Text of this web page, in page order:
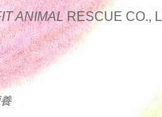
ANIMAL RESCUE CO.,